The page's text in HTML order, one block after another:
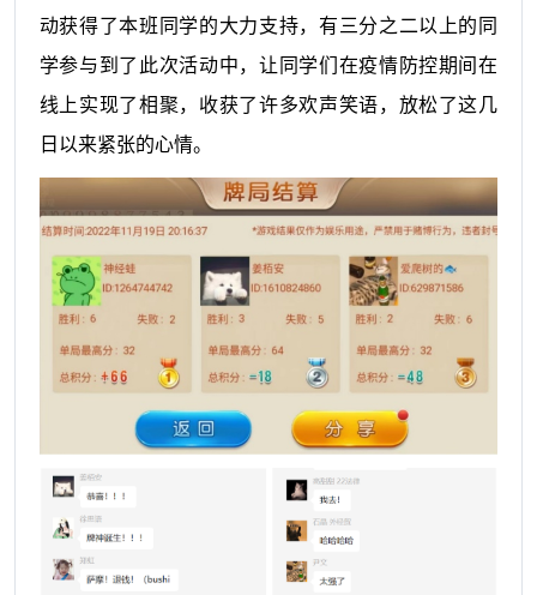
动获得了本班同学的大力支持，有三分之二以上的同
学参与到了此次活动中，让同学们在疫情防控期间在
线上实现了相聚，收获了许多欢声笑语，放松了这几
日以来紧张的心情。